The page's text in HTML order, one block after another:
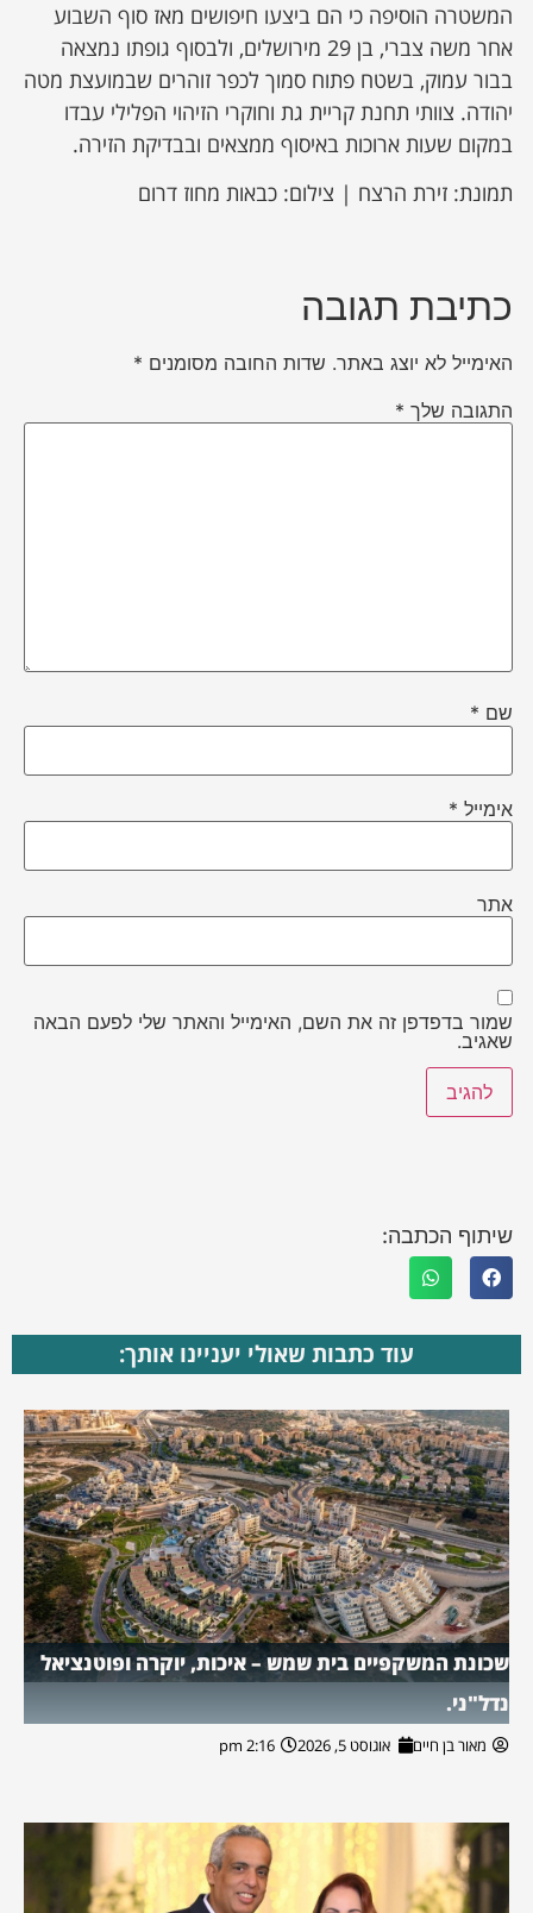
המשטרה הוסיפה כי הם ביצעו חיפושים מאז סוף השבוע
אחר משה צברי, בן 29 מירושלים, ולבסוף גופתו נמצאה
בבור עמוק, בשטח פתוח סמוך לכפר זוהרים שבמועצת מטה
יהודה. צוותי תחנת קריית גת וחוקרי הזיהוי הפלילי עבדו
במקום שעות ארוכות באיסוף ממצאים ובבדיקת הזירה.
תמונת: זירת הרצח | צילום: כבאות מחוז דרום
כתיבת תגובה
האימייל לא יוצג באתר. שדות החובה מסומנים *
התגובה שלך *
שם *
אימייל *
אתר
שמור בדפדפן זה את השם, האימייל והאתר שלי לפעם הבאה
שאגיב.
שיתוף הכתבה:
עוד כתבות שאולי יעניינו אותך:
שכונת המשקפיים בית שמש – איכות, יוקרה ופוטנציאל
נדל"ני.
מאור בן חיים אוגוסט 5, 2026 2:16 pm